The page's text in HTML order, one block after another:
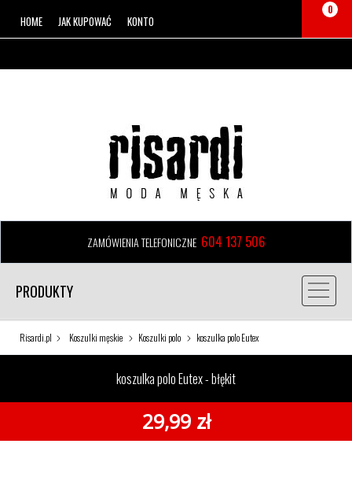
HOME JAK KUPOWAĆ KONTO
0
ZAMÓWIENIA TELEFONICZNE 604 137 506
PRODUKTY
Risardi.pl Koszulki męskie Koszulki polo koszulka polo Eutex
koszulka polo Eutex - błękit
29,99 zł